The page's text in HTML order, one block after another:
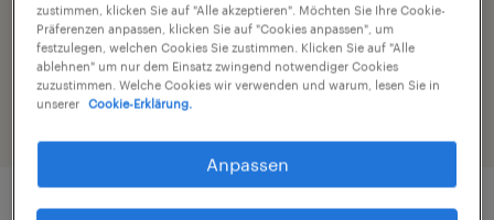
Referenznummer
C01294829
zustimmen, klicken Sie auf "Alle akzeptieren". Möchten Sie Ihre Cookie-
Präferenzen anpassen, klicken Sie auf "Cookies anpassen", um
festzulegen, welchen Cookies Sie zustimmen. Klicken Sie auf "Alle
ablehnen" um nur dem Einsatz zwingend notwendiger Cookies
zuzustimmen. Welche Cookies wir verwenden und warum, lesen Sie in
unserer
Cookie-Erklärung.
Anpassen